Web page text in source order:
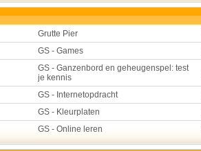
Grutte Pier
GS - Games
GS - Ganzenbord en geheugenspel: test
je kennis
GS - Internetopdracht
GS - Kleurplaten
GS - Online leren